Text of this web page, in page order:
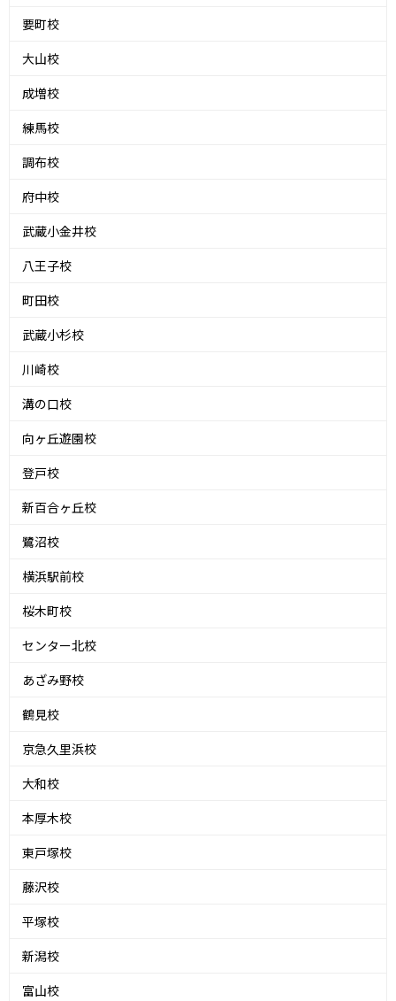
要町校
大山校
成増校
練馬校
調布校
府中校
武蔵小金井校
八王子校
町田校
武蔵小杉校
川崎校
溝の口校
向ヶ丘遊園校
登戸校
新百合ヶ丘校
鷺沼校
横浜駅前校
桜木町校
センター北校
あざみ野校
鶴見校
京急久里浜校
大和校
本厚木校
東戸塚校
藤沢校
平塚校
新潟校
富山校